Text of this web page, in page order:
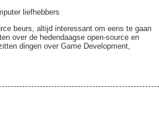
liefhebbers
beurs, altijd interessant om eens te gaan
over de hedendaagse open-source en
dingen over Game Development,